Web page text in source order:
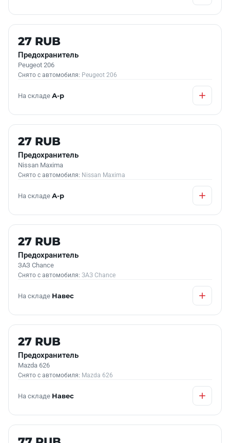
Б/У В НАЛИЧИИ
27 RUB
Предохранитель
Peugeot 206
Снято с автомобиля: Peugeot 206
На складе А-р
Б/У В НАЛИЧИИ
27 RUB
Предохранитель
Nissan Maxima
Снято с автомобиля: Nissan Maxima
На складе А-р
Б/У В НАЛИЧИИ
27 RUB
Предохранитель
ЗАЗ Chance
Снято с автомобиля: ЗАЗ Chance
На складе Навес
Б/У В НАЛИЧИИ
27 RUB
Предохранитель
Mazda 626
Снято с автомобиля: Mazda 626
На складе Навес
Б/У В НАЛИЧИИ